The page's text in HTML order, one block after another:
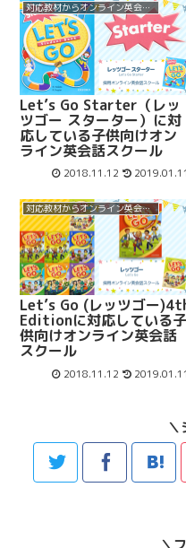
対応教材からオンライン英会話スクールを選ぶ
Let’s Go Starter（レッ
ツゴー スターター）に対
応している子供向けオン
ライン英会話スクール
2018.11.12 2019.01.11
対応教材からオンライン英会話スクールを選ぶ
Let’s Go (レッツゴー
Editionに対応している子
供向けオンライン英会話
スクール
2018.11.12 2019.01.11
＼